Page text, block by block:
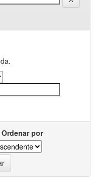
Ordenar por